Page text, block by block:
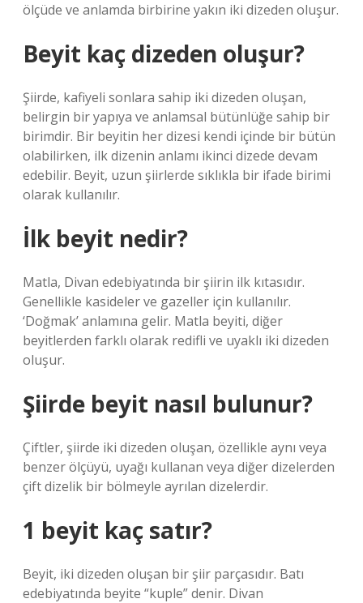
ölçüde ve anlamda birbirine yakın iki dizeden oluşur.
Beyit kaç dizeden oluşur?
Şiirde, kafiyeli sonlara sahip iki dizeden oluşan,
belirgin bir yapıya ve anlamsal bütünlüğe sahip bir
birimdir. Bir beyitin her dizesi kendi içinde bir bütün
olabilirken, ilk dizenin anlamı ikinci dizede devam
edebilir. Beyit, uzun şiirlerde sıklıkla bir ifade birimi
olarak kullanılır.
İlk beyit nedir?
Matla, Divan edebiyatında bir şiirin ilk kıtasıdır.
Genellikle kasideler ve gazeller için kullanılır.
‘Doğmak’ anlamına gelir. Matla beyiti, diğer
beyitlerden farklı olarak redifli ve uyaklı iki dizeden
oluşur.
Şiirde beyit nasıl bulunur?
Çiftler, şiirde iki dizeden oluşan, özellikle aynı veya
benzer ölçüyü, uyağı kullanan veya diğer dizelerden
çift dizelik bir bölmeyle ayrılan dizelerdir.
1 beyit kaç satır?
Beyit, iki dizeden oluşan bir şiir parçasıdır. Batı
edebiyatında beyite “kuple” denir. Divan